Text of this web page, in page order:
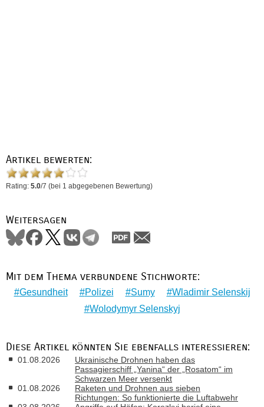
Artikel bewerten:
Rating: 5.0/7 (bei 1 abgegebenen Bewertung)
Weitersagen
Mit dem Thema verbundene Stichworte:
Gesundheit Polizei Sumy
Wladimir Selenskij
Wolodymyr Selenskyj
Diese Artikel könnten Sie ebenfalls interessieren:
01.08.2026
Ukrainische Drohnen haben das
Passagierschiff „Yanina“ der „Rosatom“ im
Schwarzen Meer versenkt
01.08.2026
Raketen und Drohnen aus sieben
Richtungen: So funktionierte die Luftabwehr